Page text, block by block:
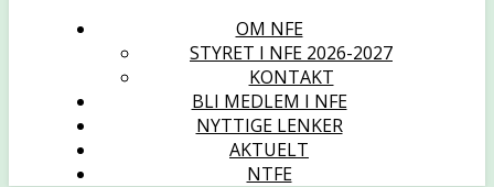
OM NFE
STYRET I NFE 2026-2027
KONTAKT
BLI MEDLEM I NFE
NYTTIGE LENKER
AKTUELT
NTFE